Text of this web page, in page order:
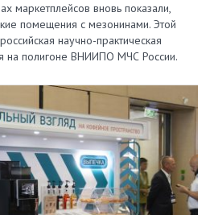
маркетплейсов вновь показали,
помещения с мезонинами. Этой
научно-практическая
полигоне ВНИИПО МЧС России.